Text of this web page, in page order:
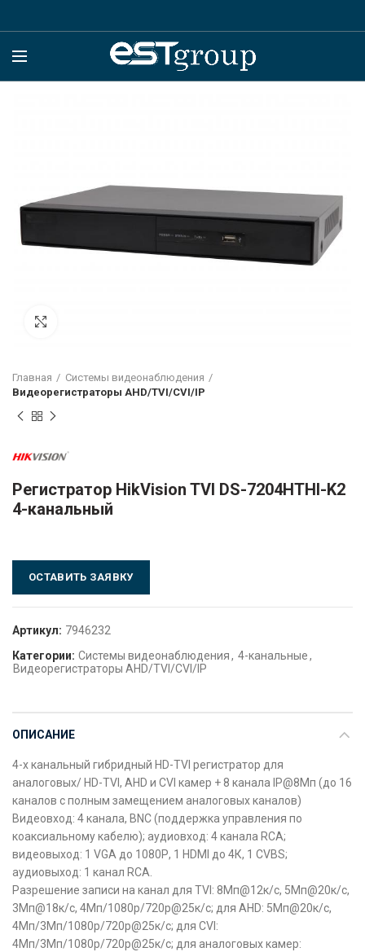
Главная
Системы видеонаблюдения
Видеорегистраторы AHD/TVI/CVI/IP
Регистратор HikVision TVI DS-7204HTHI-K2
4-канальный
ОСТАВИТЬ ЗАЯВКУ
Артикул: 7946232
Категории: Системы видеонаблюдения, 4-канальные,
Видеорегистраторы AHD/TVI/CVI/IP
ОПИСАНИЕ
4-х канальный гибридный HD-TVI регистратор для
аналоговых/ HD-TVI, AHD и CVI камер + 8 канала IP@8Мп (до 16
каналов с полным замещением аналоговых каналов)
Видеовход: 4 канала, BNC (поддержка управления по
коаксиальному кабелю); аудиовход: 4 канала RCA;
видеовыход: 1 VGA до 1080Р, 1 HDMI до 4К, 1 CVBS;
аудиовыход: 1 канал RCA.
Разрешение записи на канал для TVI: 8Мп@12к/с, 5Мп@20к/с,
3Мп@18к/с, 4Мп/1080p/720p@25к/с; для AHD: 5Мп@20к/с,
4Мп/3Мп/1080p/720p@25к/с; для CVI:
4Мп/3Мп/1080p/720p@25к/с; для аналоговых камер: